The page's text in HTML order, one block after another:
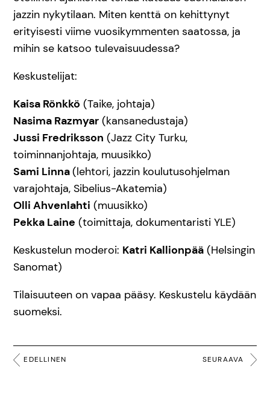
jazzin nykytilaan. Miten kenttä on kehittynyt
erityisesti viime vuosikymmenten saatossa, ja
mihin se katsoo tulevaisuudessa?
Keskustelijat:
Kaisa Rönkkö (Taike, johtaja)
Nasima Razmyar (kansanedustaja)
Jussi Fredriksson (Jazz City Turku,
toiminnanjohtaja, muusikko)
Sami Linna(lehtori, jazzin koulutusohjelman
varajohtaja, Sibelius-Akatemia)
Olli Ahvenlahti (muusikko)
Pekka Laine (toimittaja, dokumentaristi YLE)
Keskustelun moderoi: Katri Kallionpää (Helsingin
Sanomat)
Tilaisuuteen on vapaa pääsy. Keskustelu käydään
suomeksi.
EDELLINEN SEURAAVA